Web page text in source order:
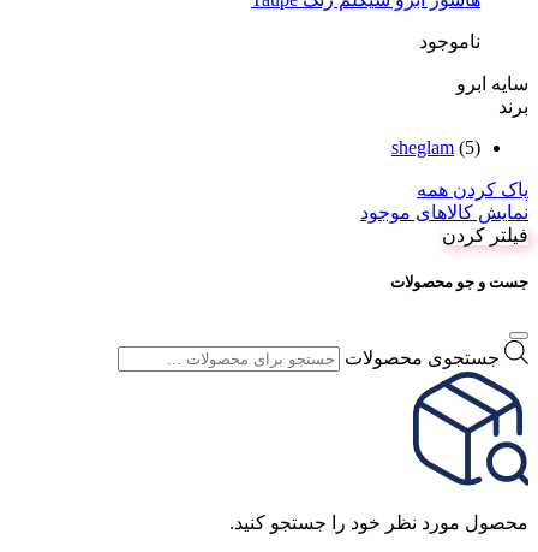
ناموجود
سایه ابرو
برند
sheglam (5)
پاک کردن همه
نمایش کالاهای موجود
فیلتر کردن
جست و جو محصولات
جستجوی محصولات
محصول مورد نظر خود را جستجو کنید.